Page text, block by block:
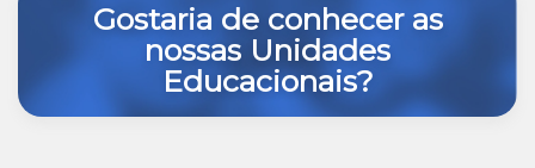
Gostaria de conhecer as
nossas Unidades
Educacionais?